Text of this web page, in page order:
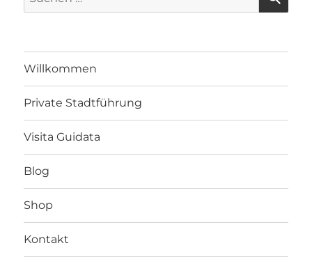
nach:
Willkommen
Private Stadtführung
Visita Guidata
Blog
Shop
Kontakt